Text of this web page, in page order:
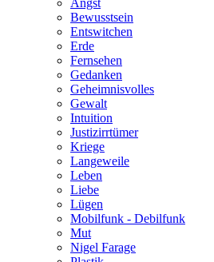
Angst
Bewusstsein
Entswitchen
Erde
Fernsehen
Gedanken
Geheimnisvolles
Gewalt
Intuition
Justizirrtümer
Kriege
Langeweile
Leben
Liebe
Lügen
Mobilfunk - Debilfunk
Mut
Nigel Farage